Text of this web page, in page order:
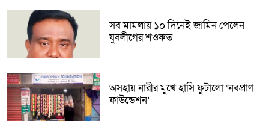
সব মামলায় ১০ দিনেই জামিন পেলেন
যুবলীগের শওকত
অসহায় নারীর মুখে হাসি ফুটালো ‘নবপ্রাণ
ফাউন্ডেশন’